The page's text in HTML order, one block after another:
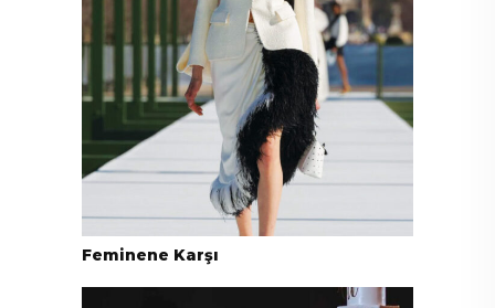
Feminene Karşı